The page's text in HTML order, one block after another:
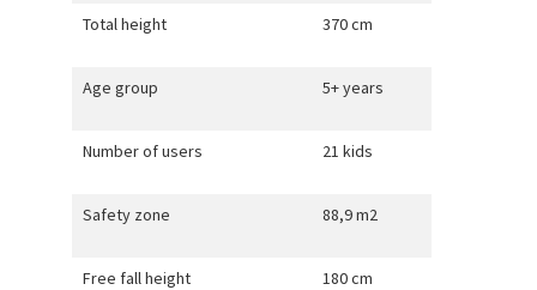
Total height 370 cm
Age group 5+ years
Number of users 21 kids
Safety zone 88,9 m2
Free fall height 180 cm